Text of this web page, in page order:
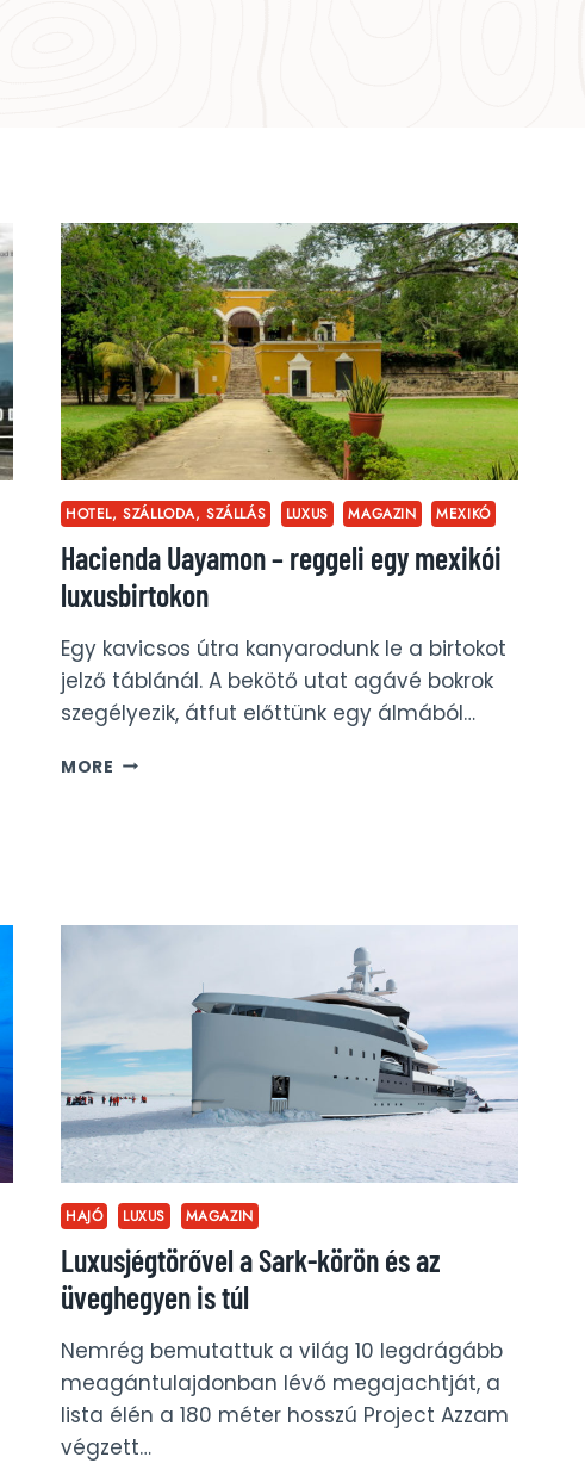
HOTEL, SZÁLLODA, SZÁLLÁS LUXUS MAGAZIN MEXIKÓ
Hacienda Uayamon – reggeli egy mexikói
luxusbirtokon
Egy kavicsos útra kanyarodunk le a birtokot
jelző táblánál. A bekötő utat agávé bokrok
szegélyezik, átfut előttünk egy álmából…
MORE HACIENDA
HAJÓ LUXUS MAGAZIN
Luxusjégtörővel a Sark-körön és az
üveghegyen is túl
Nemrég bemutattuk a világ 10 legdrágább
meagántulajdonban lévő megajachtját, a
lista élén a 180 méter hosszú Project Azzam
végzett…